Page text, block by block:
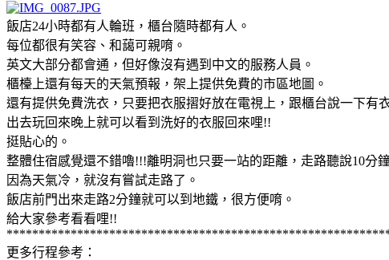
飯店24小時都有人輪班，櫃台隨時都有人。
每位都很有笑容、和藹可親唷。
英文大部分都會通，但好像沒有遇到中文的服務人員。
櫃檯上還有每天的天氣預報，架上提供免費的市區地圖。
還有提供免費洗衣，只要把衣服摺好放在電視上，跟櫃台說一下有
出去玩回來晚上就可以看到洗好的衣服回來哩!!
挺貼心的。
整體住宿感覺還不錯嚕!!!離明洞也只要一站的距離，走路聽說10分鐘
因為天氣冷，就沒有嘗試走路了。
飯店前門出來走路2分鐘就可以到地鐵，很方便唷。
給大家參考看看哩!!
更多行程參考：